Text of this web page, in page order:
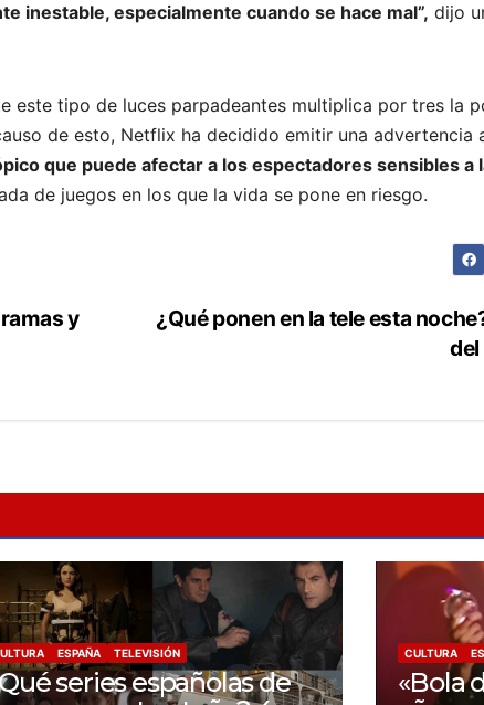
inestable, especialmente cuando se hace mal”, dijo
este tipo de luces parpadeantes multiplica por tres la
de esto, Netflix ha decidido emitir una advertencia
que puede afectar a los espectadores sensibles a
de juegos en los que la vida se pone en riesgo.
¿Qué ponen en la tele esta
del
y
ESPAÑA TELEVISIÓN
series españolas de
CULTURA
«Bola